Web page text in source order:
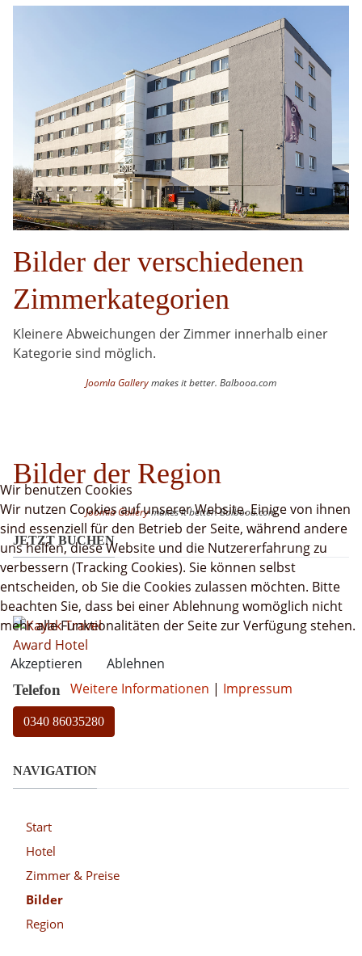
Bilder der verschiedenen
Zimmerkategorien
Kleinere Abweichungen der Zimmer innerhalb einer
Kategorie sind möglich.
Joomla Gallerymakes it better. Balbooa.com
Bilder der Region
Joomla Gallerymakes it better. Balbooa.com
JETZT BUCHEN
Telefon
0340 86035280
NAVIGATION
Start
Hotel
Zimmer & Preise
Bilder
Region
Wir benutzen Cookies
Wir nutzen Cookies auf unserer Website. Einige von ihnen
sind essenziell für den Betrieb der Seite, während andere
uns helfen, diese Website und die Nutzererfahrung zu
verbessern (Tracking Cookies). Sie können selbst
entscheiden, ob Sie die Cookies zulassen möchten. Bitte
beachten Sie, dass bei einer Ablehnung womöglich nicht
mehr alle Funktionalitäten der Seite zur Verfügung stehen.
Akzeptieren
Ablehnen
Weitere Informationen | Impressum